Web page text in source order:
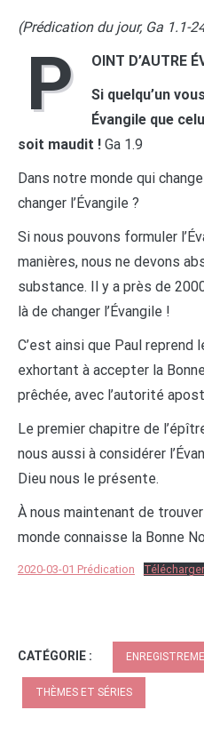
(Prédication du jour, Ga 1.1-
P
OINT D’AUTRE
Si quelqu’un
Évangile que
soit maudit ! Ga 1.9
Dans notre monde qui
changer l’Évangile ?
Si nous pouvons formuler
manières, nous ne devons
substance. Il y a près de
là de changer l’Évangile !
C’est ainsi que Paul
exhortant à accepter la
prêchée, avec l’autorité
Le premier chapitre de
nous aussi à considérer
Dieu nous le présente.
À nous maintenant de
monde connaisse la Bonne
2020-03-01 Prédication Télécharger
CATÉGORIE :
THÈMES ET SÉRIES